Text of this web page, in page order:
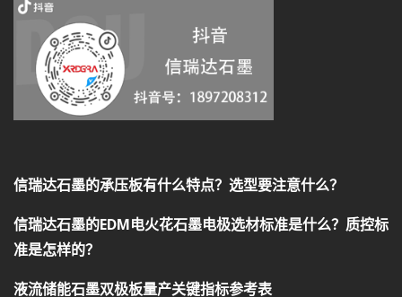
信瑞达石墨的承压板有什么特点？选型要注意什么？
信瑞达石墨的EDM电火花石墨电极选材标准是什么？质控标
准是怎样的？
液流储能石墨双极板量产关键指标参考表